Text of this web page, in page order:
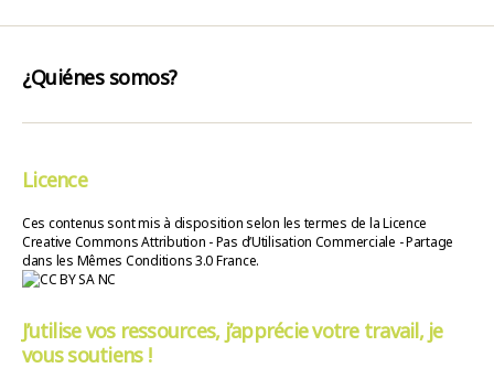
¿Quiénes somos?
Licence
Ces contenus sont mis à disposition selon les termes de la Licence
Creative Commons Attribution - Pas d’Utilisation Commerciale - Partage
dans les Mêmes Conditions 3.0 France.
J’utilise vos ressources, j’apprécie votre travail, je
vous soutiens !